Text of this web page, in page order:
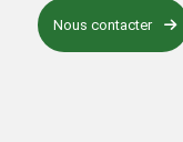
Nous contacter